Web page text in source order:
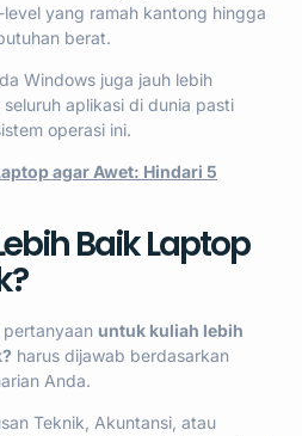
yang ramah kantong hingga
berat.
Windows juga jauh lebih
aplikasi di dunia pasti
operasi ini.
agar Awet: Hindari 5
Baik Laptop
pertanyaan untuk kuliah lebih
harus dijawab berdasarkan
Anda.
Teknik, Akuntansi, atau